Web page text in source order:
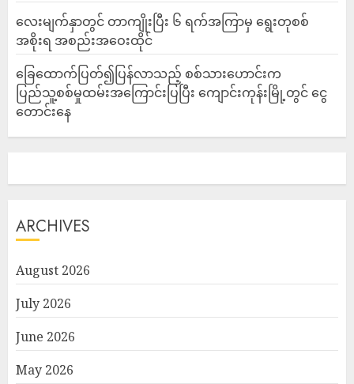
လေးမျက်နှာတွင် တာကျိုးပြီး ၆ ရက်အကြာမှ ရွေးတုစစ်
အစိုးရ အစည်းအဝေးထိုင်
ခြေထောက်ပြတ်၍ပြန်လာသည့် စစ်သားဟောင်းက
ပြည်သူ့စစ်မှုထမ်းအကြောင်းပြပြီး ကျောင်းကုန်းမြို့တွင် ငွေ
တောင်းနေ
ARCHIVES
August 2026
July 2026
June 2026
May 2026